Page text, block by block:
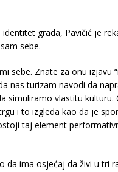
grada, Pavičić je
sebe.
sebe. Znate za onu izjavu
nas turizam navodi da
simuliramo vlastitu kulturu.
i to izgleda kao da je
taj element
da ima osjećaj da živi u tri